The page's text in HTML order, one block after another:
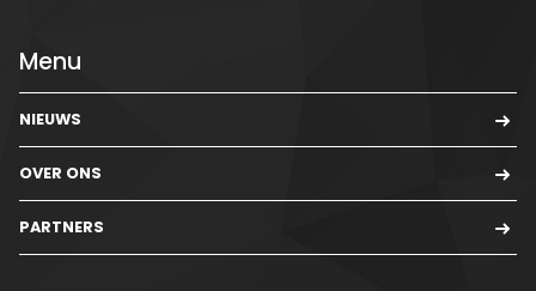
Menu
NIEUWS
OVER ONS
PARTNERS